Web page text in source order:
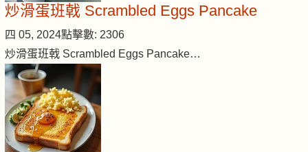
炒滑蛋班戟 Scrambled Eggs Pancake
四 05, 2024點擊數: 2306
炒滑蛋班戟 Scrambled Eggs Pancake…